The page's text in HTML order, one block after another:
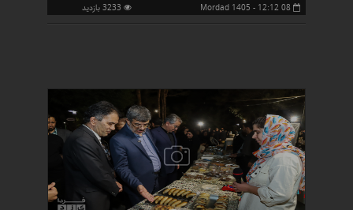
08 Mordad 1405 - 12:12 3233 بازدید